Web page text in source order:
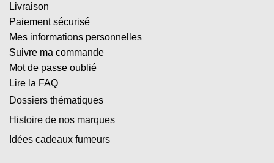
Livraison
Paiement sécurisé
Mes informations personnelles
Suivre ma commande
Mot de passe oublié
Lire la FAQ
Dossiers thématiques
Histoire de nos marques
Idées cadeaux fumeurs